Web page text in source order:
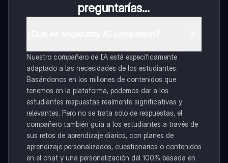
preguntarías...
Nuestro compañero de IA está específicamente
adaptado a las necesidades de los estudiantes.
Basándonos en los millones de contenidos que
tenemos en la plataforma, podemos dar a los
estudiantes respuestas realmente significativas y
relevantes. Pero no se trata solo de respuestas, el
compañero también guía a los estudiantes a través de
sus retos de aprendizaje diarios, con planes de
aprendizaje personalizados, cuestionarios o contenidos
en el chat y una personalización del 100% basada en